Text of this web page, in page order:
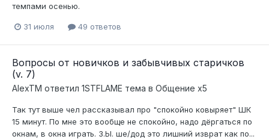
темпами осенью.
31 июля 49 ответов
Вопросы от новичков и забывчивых старичков
(v. 7)
AlexTM ответил 1STFLAME тема в Общение x5
Так тут выше чел рассказывал про "спокойно ковыряет" ШК
15 минут. По мне это вообще не спокойно, надо дёргаться по
окнам, в окна играть. З.Ы. ше/дод это лишний изврат как по...